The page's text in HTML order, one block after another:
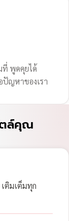
พูดคุยได้
ญหาของเรา
ตล์คุณ
ติมเต็มทุก